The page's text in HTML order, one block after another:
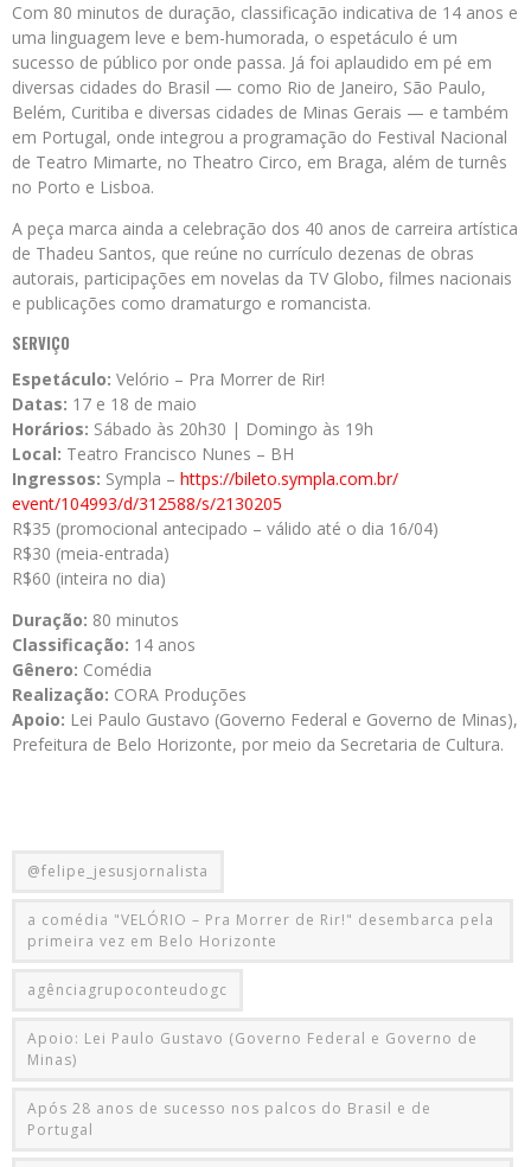
Com 80 minutos de duração, classificação indicativa de 14 anos e
uma linguagem leve e bem-humorada, o espetáculo é um
sucesso de público por onde passa. Já foi aplaudido em pé em
diversas cidades do Brasil — como Rio de Janeiro, São Paulo,
Belém, Curitiba e diversas cidades de Minas Gerais — e também
em Portugal, onde integrou a programação do Festival Nacional
de Teatro Mimarte, no Theatro Circo, em Braga, além de turnês
no Porto e Lisboa.
A peça marca ainda a celebração dos 40 anos de carreira artística
de Thadeu Santos, que reúne no currículo dezenas de obras
autorais, participações em novelas da TV Globo, filmes nacionais
e publicações como dramaturgo e romancista.
SERVIÇO
Espetáculo: Velório – Pra Morrer de Rir!
Datas: 17 e 18 de maio
Horários: Sábado às 20h30 | Domingo às 19h
Local: Teatro Francisco Nunes – BH
Ingressos: Sympla – https://bileto.sympla.com.br/
event/104993/d/312588/s/2130205
R$35 (promocional antecipado – válido até o dia 16/04)
R$30 (meia-entrada)
R$60 (inteira no dia)
Duração: 80 minutos
Classificação: 14 anos
Gênero: Comédia
Realização: CORA Produções
Apoio: Lei Paulo Gustavo (Governo Federal e Governo de Minas),
Prefeitura de Belo Horizonte, por meio da Secretaria de Cultura.
@felipe_jesusjornalista
a comédia "VELÓRIO – Pra Morrer de Rir!" desembarca pela
primeira vez em Belo Horizonte
agênciagrupoconteudogc
Apoio: Lei Paulo Gustavo (Governo Federal e Governo de
Minas)
Após 28 anos de sucesso nos palcos do Brasil e de
Portugal